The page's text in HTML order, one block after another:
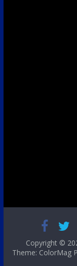
Copyright ©
Theme: ColorMag